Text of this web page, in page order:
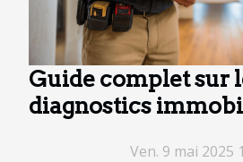
Guide complet sur
diagnostics
Ven. 9 mai 2025